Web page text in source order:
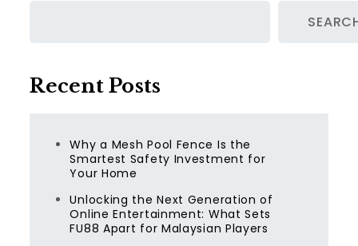
Recent Posts
Why a Mesh Pool Fence Is the
Smartest Safety Investment for
Your Home
Unlocking the Next Generation of
Online Entertainment: What Sets
FU88 Apart for Malaysian Players